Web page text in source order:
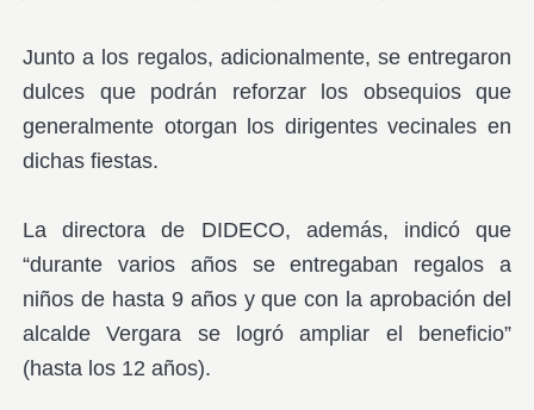
Junto a los regalos, adicionalmente, se entregaron
dulces que podrán reforzar los obsequios que
generalmente otorgan los dirigentes vecinales en
dichas fiestas.
La directora de DIDECO, además, indicó que
“durante varios años se entregaban regalos a
niños de hasta 9 años y que con la aprobación del
alcalde Vergara se logró ampliar el beneficio”
(hasta los 12 años).